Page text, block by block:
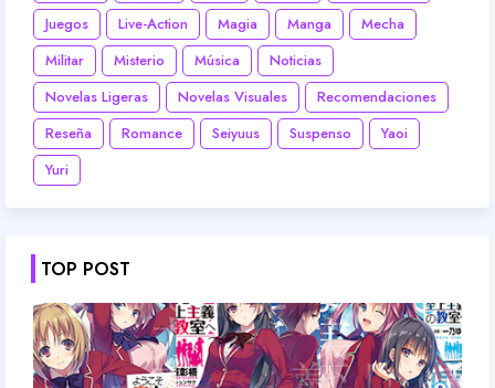
Juegos
Live-Action Magia Manga
Mecha
Militar
Misterio Música
Noticias
Novelas Ligeras
Novelas Visuales
Recomendaciones
Reseña
Romance Seiyuus Suspenso
Yaoi
Yuri
TOP POST